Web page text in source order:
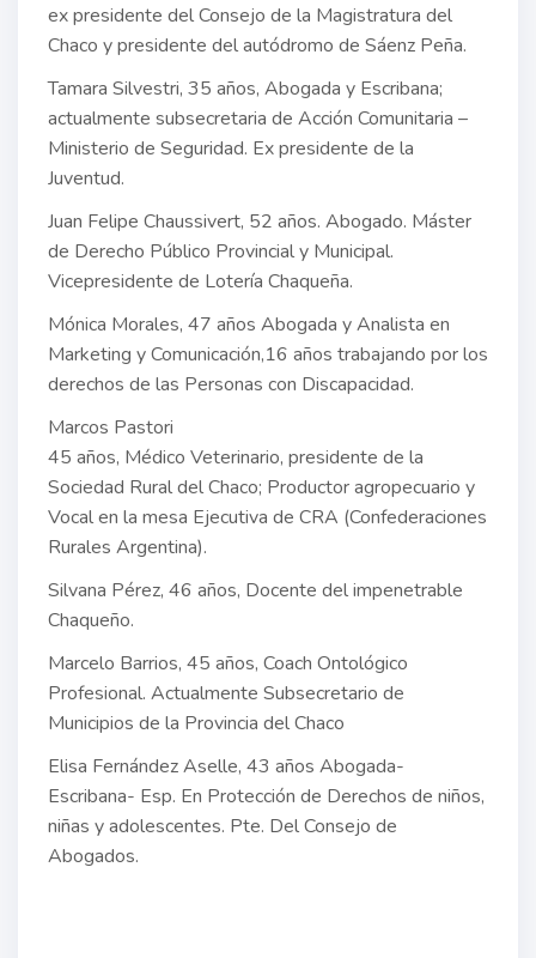
ex presidente del Consejo de la Magistratura del
Chaco y presidente del autódromo de Sáenz Peña.
Tamara Silvestri, 35 años, Abogada y Escribana;
actualmente subsecretaria de Acción Comunitaria –
Ministerio de Seguridad. Ex presidente de la
Juventud.
Juan Felipe Chaussivert, 52 años. Abogado. Máster
de Derecho Público Provincial y Municipal.
Vicepresidente de Lotería Chaqueña.
Mónica Morales, 47 años Abogada y Analista en
Marketing y Comunicación,16 años trabajando por los
derechos de las Personas con Discapacidad.
Marcos Pastori
45 años, Médico Veterinario, presidente de la
Sociedad Rural del Chaco; Productor agropecuario y
Vocal en la mesa Ejecutiva de CRA (Confederaciones
Rurales Argentina).
Silvana Pérez, 46 años, Docente del impenetrable
Chaqueño.
Marcelo Barrios, 45 años, Coach Ontológico
Profesional. Actualmente Subsecretario de
Municipios de la Provincia del Chaco
Elisa Fernández Aselle, 43 años Abogada-
Escribana- Esp. En Protección de Derechos de niños,
niñas y adolescentes. Pte. Del Consejo de
Abogados.